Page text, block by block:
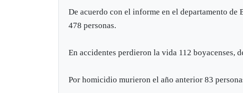
De acuerdo con el informe en el departamento
478 personas.
En accidentes perdieron la vida 112 boyacenses,
Por homicidio murieron el año anterior 83